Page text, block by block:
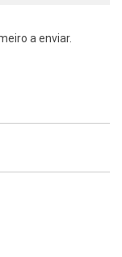
a enviar.